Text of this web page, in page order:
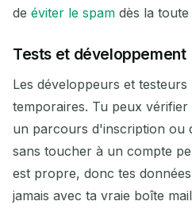
de éviter le spam dès la
Tests et développement
Les développeurs et testeurs
temporaires. Tu peux
un parcours d'inscription ou
sans toucher à un compte
est propre, donc tes
jamais avec ta vraie boîte